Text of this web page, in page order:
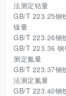
法测定钴量
GB/T 223.25钢
镍量
GB/T 223.26钢
GB/T 223.36 钢
测定氮量
GB/T 223.37钢
法测定氮量
GB/T 223.40钢